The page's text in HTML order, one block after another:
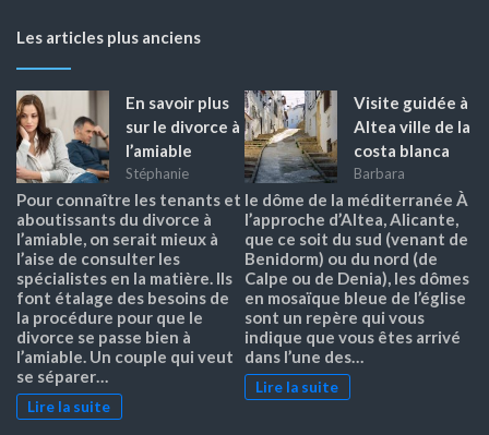
Les articles plus anciens
En savoir plus
sur le divorce à
l’amiable
Stéphanie
Pour connaître les tenants et
aboutissants du divorce à
l’amiable, on serait mieux à
l’aise de consulter les
spécialistes en la matière. Ils
font étalage des besoins de
la procédure pour que le
divorce se passe bien à
l’amiable. Un couple qui veut
se séparer…
Lire la suite
Visite guidée à
Altea ville de la
costa blanca
Barbara
le dôme de la méditerranée À
l’approche d’Altea, Alicante,
que ce soit du sud (venant de
Benidorm) ou du nord (de
Calpe ou de Denia), les dômes
en mosaïque bleue de l’église
sont un repère qui vous
indique que vous êtes arrivé
dans l’une des…
Lire la suite